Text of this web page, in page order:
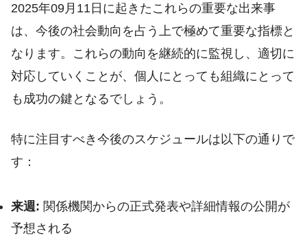
2025年09月11日に起きたこれらの重要な出来事
は、今後の社会動向を占う上で極めて重要な指標と
なります。これらの動向を継続的に監視し、適切に
対応していくことが、個人にとっても組織にとって
も成功の鍵となるでしょう。
特に注目すべき今後のスケジュールは以下の通りで
す：
来週: 関係機関からの正式発表や詳細情報の公開が
予想される